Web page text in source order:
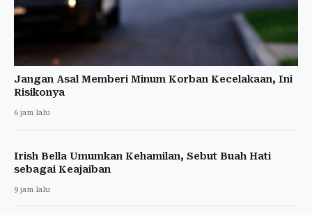
Jangan Asal Memberi Minum Korban Kecelakaan, Ini
Risikonya
6 jam lalu
Irish Bella Umumkan Kehamilan, Sebut Buah Hati
sebagai Keajaiban
9 jam lalu